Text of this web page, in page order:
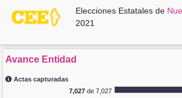
Elecciones Estatales de
2021
Avance Entidad
Actas capturadas
7,027de 7,027